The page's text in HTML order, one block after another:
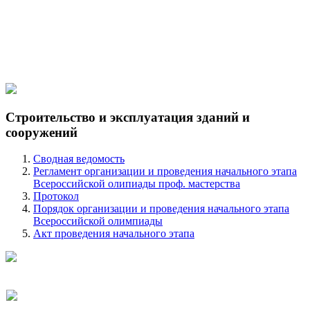
Строительство и эксплуатация зданий и
сооружений
Сводная ведомость
Регламент организации и проведения начального этапа
Всероссийской олипиады проф. мастерства
Протокол
Порядок организации и проведения начального этапа
Всероссийской олимпиады
Акт проведения начального этапа